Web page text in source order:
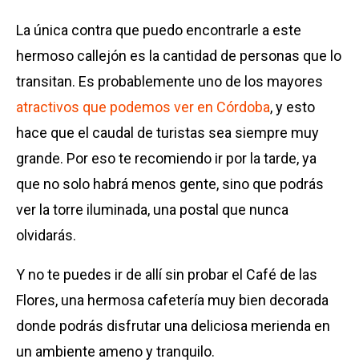
La única contra que puedo encontrarle a este
hermoso callejón es la cantidad de personas que lo
transitan. Es probablemente uno de los mayores
atractivos que podemos ver en Córdoba, y esto
hace que el caudal de turistas sea siempre muy
grande. Por eso te recomiendo ir por la tarde, ya
que no solo habrá menos gente, sino que podrás
ver la torre iluminada, una postal que nunca
olvidarás.
Y no te puedes ir de allí sin probar el Café de las
Flores, una hermosa cafetería muy bien decorada
donde podrás disfrutar una deliciosa merienda en
un ambiente ameno y tranquilo.